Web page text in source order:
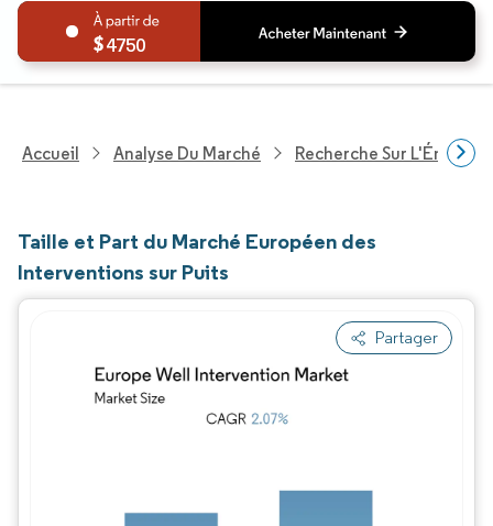
4750
Accueil Analyse Du Marché Recherche Sur
Taille et Part du Marché Européen des
Interventions sur Puits
Partager